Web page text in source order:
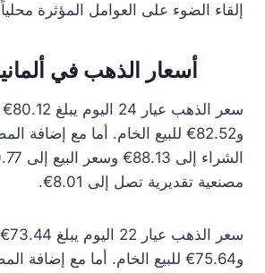
إلقاء الضوء على العوامل المؤثرة محلياً
أسعار الذهب في
سعر
و82.52€ للبيع الخام. أما مع إضافة
مصنعية تقديرية تصل إلى 8.01€.
و75.64€ للبيع الخام. أما مع إضافة